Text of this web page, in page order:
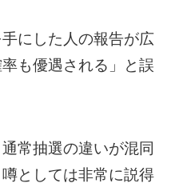
にした人の報告が広
も優遇される」と誤
常抽選の違いが混同
としては非常に説得